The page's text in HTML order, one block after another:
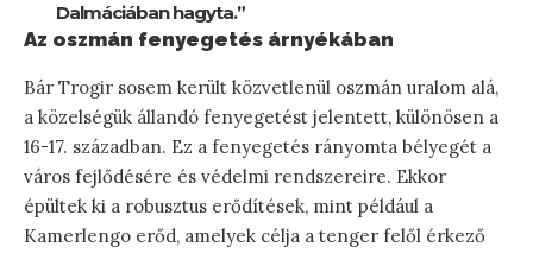
Dalmáciában hagyta.”
Az oszmán fenyegetés árnyékában
Bár Trogir sosem került közvetlenül oszmán uralom alá,
a közelségük állandó fenyegetést jelentett, különösen a
16-17. században. Ez a fenyegetés rányomta bélyegét a
város fejlődésére és védelmi rendszereire. Ekkor
épültek ki a robusztus erődítések, mint például a
Kamerlengo erőd, amelyek célja a tenger felől érkező